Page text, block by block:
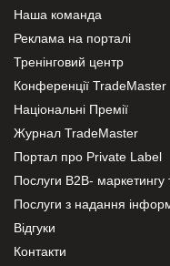
Наша команда
Реклама на порталі
Тренінговий центр
Конференції TradeMaster
Національні Премії
Журнал TradeMaster
Портал про Private Label
Послуги В2В- маркетингу
Послуги з надання
Відгуки
Контакти